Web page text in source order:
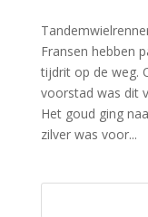
Fransen hebben
tijdrit op de weg.
voorstad was dit
Het goud ging
zilver was voor...